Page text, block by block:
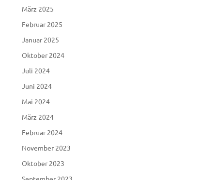
März 2025
Februar 2025
Januar 2025
Oktober 2024
Juli 2024
Juni 2024
Mai 2024
März 2024
Februar 2024
November 2023
Oktober 2023